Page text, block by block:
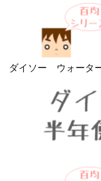
ダイソー ウォータ